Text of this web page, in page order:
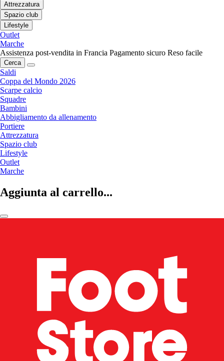
Attrezzatura
Spazio club
Lifestyle
Outlet
Marche
Assistenza post-vendita in Francia Pagamento sicuro Reso facile
Cerca
Saldi
Coppa del Mondo 2026
Scarpe calcio
Squadre
Bambini
Abbigliamento da allenamento
Portiere
Attrezzatura
Spazio club
Lifestyle
Outlet
Marche
Aggiunta al carrello...